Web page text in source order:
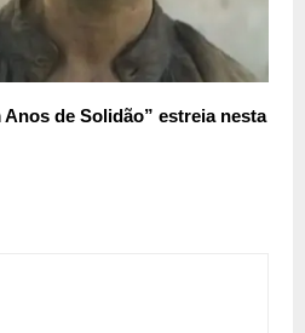
de Solidão” estreia nesta